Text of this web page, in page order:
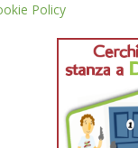
Policy